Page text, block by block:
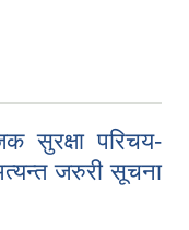
सुरक्षा परिचय-
जरुरी सूचना